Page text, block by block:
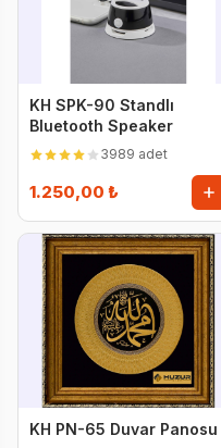
KH SPK-90 Standlı
Bluetooth Speaker
3989 adet
1.250,00 ₺
KH PN-65 Duvar Panosu